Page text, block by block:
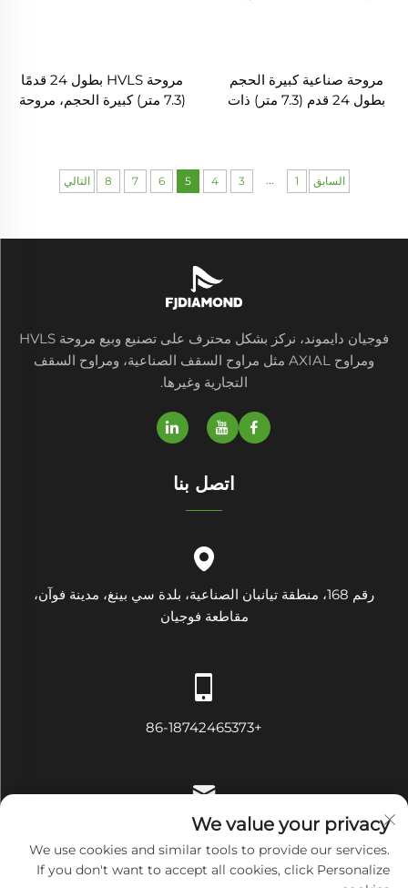
مروحة صناعية كبيرة الحجم
بطول 24 قدم (7.3 متر) ذات
مروحة HVLS بطول 24 قدمًا
(7.3 متر) كبيرة الحجم، مروحة
السابق 1
3
4
5
6
7
8 التالي
فوجيان دايموند، نركز بشكل محترف على تصنيع وبيع مروحة HVLS
ومراوح AXIAL مثل مراوح السقف الصناعية، ومراوح السقف
التجارية وغيرها.
اتصل بنا
رقم 168، منطقة تيانبان الصناعية، بلدة سي بينغ، مدينة فوآن،
مقاطعة فوجيان
+86-18742465373
[email protected]
We value your privacy
We use cookies and similar tools to provide our services.
If you don't want to accept all cookies, click Personalize